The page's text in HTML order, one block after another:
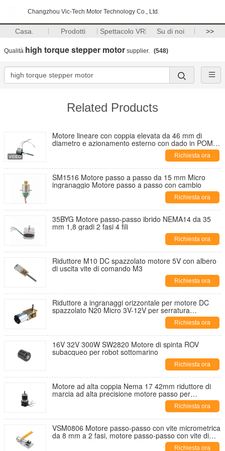
Changzhou Vic-Tech Motor Technology Co., Ltd.
Casa. Prodotti Spettacolo VR Su di noi >>
Qualità high torque stepper motor supplier. (548)
Related Products
Motore lineare con coppia elevata da 46 mm di
diametro e azionamento esterno con dado in POM,
Richiesta ora
SM1516 Motore passo a passo da 15 mm Micro
ingranaggio Motore passo a passo con cambio
Richiesta ora
35BYG Motore passo-passo ibrido NEMA14 da 35
mm 1,8 gradi 2 fasi 4 fili
Richiesta ora
Riduttore M10 DC spazzolato motore 5V con albero
di uscita vite di comando M3
Richiesta ora
Riduttore a ingranaggi orizzontale per motore DC
spazzolato N20 Micro 3V-12V per serratura
Richiesta ora
16V 32V 300W SW2820 Motore di spinta ROV
subacqueo per robot sottomarino
Richiesta ora
Motore ad alta coppia Nema 17 42mm riduttore di
marcia ad alta precisione motore passo per
Richiesta ora
VSM0806 Motore passo-passo con vite micrometrica
da 8 mm a 2 fasi, motore passo-passo con vite di
avanzamento applicato all'obiettivo della fotocamera
Richiesta ora